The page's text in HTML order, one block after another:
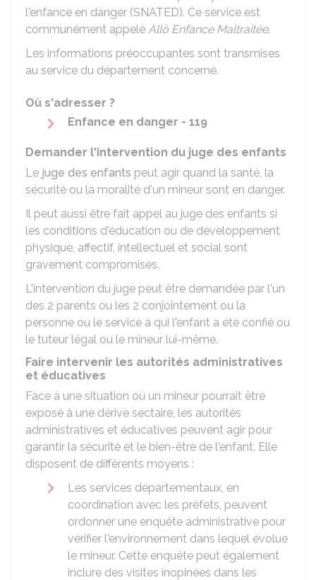
l'enfance en danger (SNATED). Ce service est
communément appelé Allô Enfance Maltraitée.
Les informations préoccupantes sont transmises
au service du département concerné.
Où s'adresser ?
Enfance en danger - 119
Demander l'intervention du juge des enfants
Le juge des enfants peut agir quand la santé, la
sécurité ou la moralité d'un mineur sont en danger.
Il peut aussi être fait appel au juge des enfants si
les conditions d'éducation ou de développement
physique, affectif, intellectuel et social sont
gravement compromises.
L'intervention du juge peut être demandée par l'un
des 2 parents ou les 2 conjointement ou la
personne ou le service à qui l'enfant a été confié ou
le tuteur légal ou le mineur lui-même.
Faire intervenir les autorités administratives
et éducatives
Face à une situation où un mineur pourrait être
exposé à une dérive sectaire, les autorités
administratives et éducatives peuvent agir pour
garantir la sécurité et le bien-être de l'enfant. Elle
disposent de différents moyens :
Les services départementaux, en
coordination avec les préfets, peuvent
ordonner une enquête administrative pour
vérifier l'environnement dans lequel évolue
le mineur. Cette enquête peut également
inclure des visites inopinées dans les